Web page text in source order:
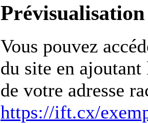
Vous pouvez
du site en
de votre adresse
https://ift.cx/